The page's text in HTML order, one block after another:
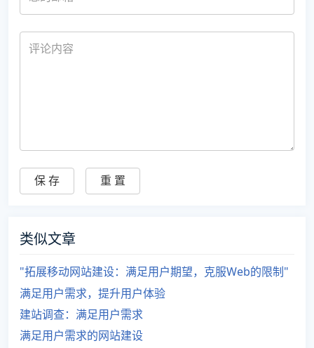
类似文章
"拓展移动网站建设：满足用户期望，克服Web的限制"
满足用户需求，提升用户体验
建站调查：满足用户需求
满足用户需求的网站建设